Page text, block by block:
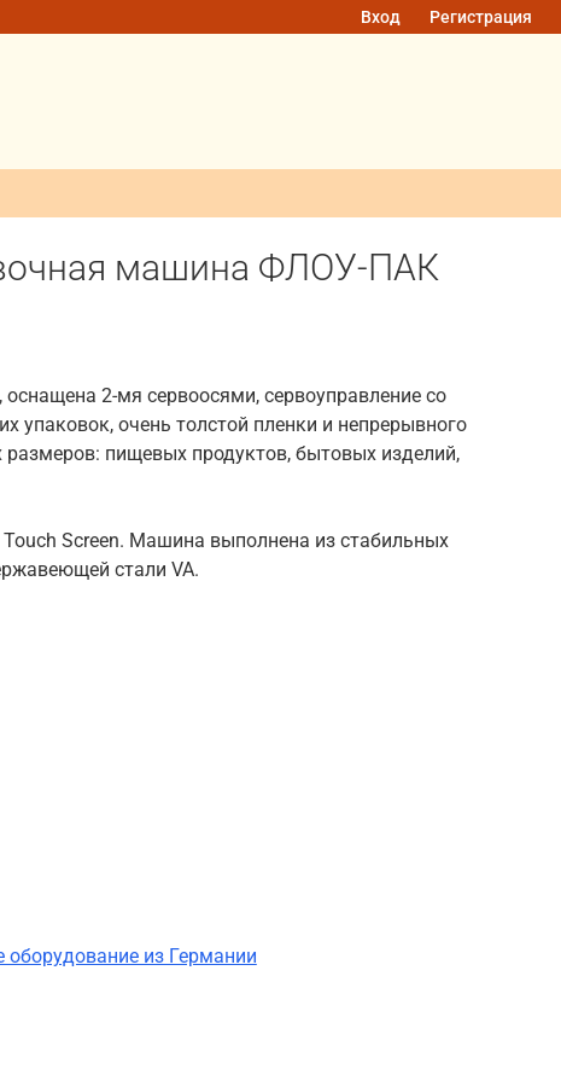
Вход Регистрация
машина ФЛОУ-ПАК
2-мя сервоосями, сервоуправление со
очень толстой пленки и непрерывного
пищевых продуктов, бытовых изделий,
Screen. Машина выполнена из стабильных
стали VA.
оборудование из Германии